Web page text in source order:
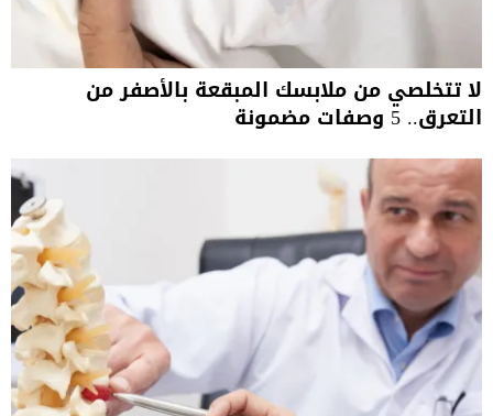
لا تتخلصي من ملابسك المبقعة بالأصفر من
التعرق.. 5 وصفات مضمونة